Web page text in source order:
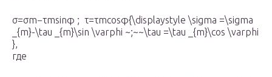
σ=σm−τmsin⁡φ ; τ=τmcos⁡φ{\displaystyle \sigma =\sigma
_{m}-\tau _{m}\sin \varphi ~;~~\tau =\tau _{m}\cos \varphi
},
где